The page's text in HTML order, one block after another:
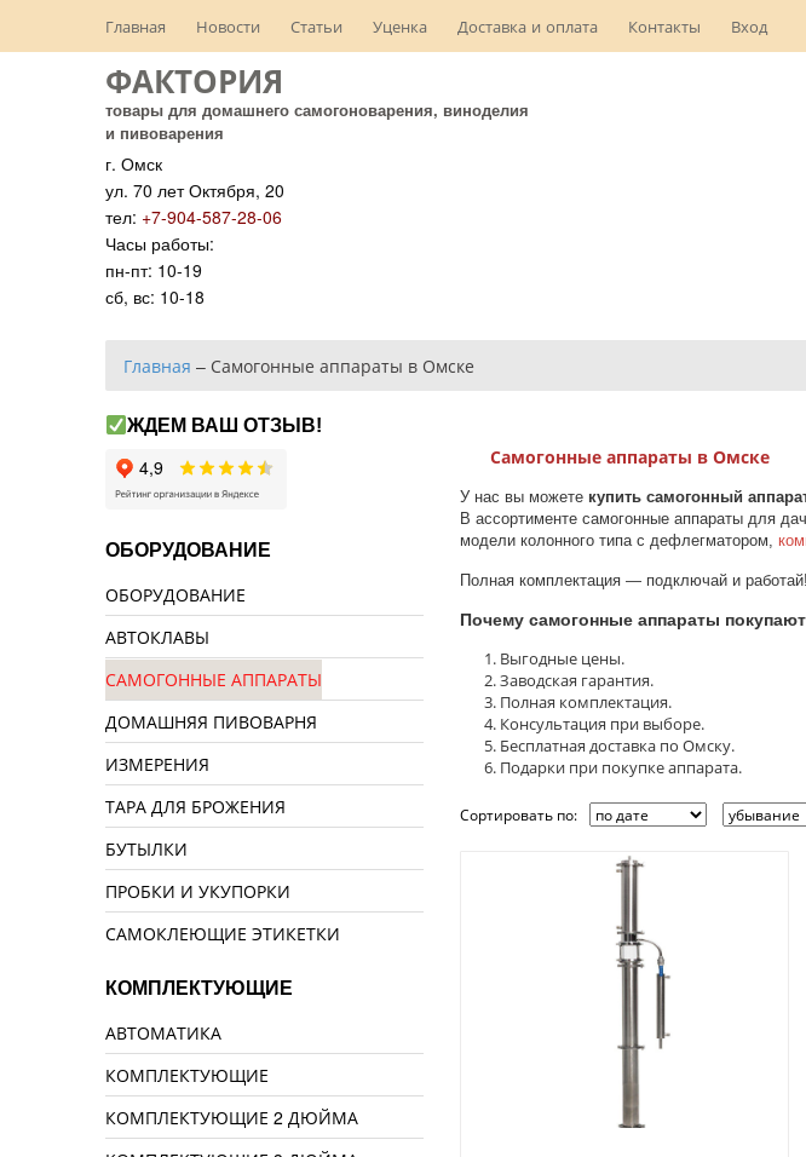
Главная Новости Статьи Уценка Доставка и оплата Контакты Вход
ФАКТОРИЯ
товары для домашнего самогоноварения, виноделия
и пивоварения
г. Омск
ул. 70 лет Октября, 20
тел: +7-904-587-28-06
Часы работы:
пн-пт: 10-19
сб, вс: 10-18
Главная – Самогонные аппараты в Омске
Самогонные аппараты в Омске
У нас вы можете купить самогонный
В ассортименте самогонные аппараты для
модели колонного типа с дефлегматором,
Полная комплектация — подключай и
Почему самогонные аппараты
Выгодные цены.
Заводская гарантия.
Полная комплектация.
Консультация при выборе.
Бесплатная доставка по Омску.
Подарки при покупке аппарата.
Сортировать по:
ЖДЕМ ВАШ ОТЗЫВ!
ОБОРУДОВАНИЕ
ОБОРУДОВАНИЕ
АВТОКЛАВЫ
САМОГОННЫЕ АППАРАТЫ
ДОМАШНЯЯ ПИВОВАРНЯ
ИЗМЕРЕНИЯ
ТАРА ДЛЯ БРОЖЕНИЯ
БУТЫЛКИ
ПРОБКИ И УКУПОРКИ
САМОКЛЕЮЩИЕ ЭТИКЕТКИ
КОМПЛЕКТУЮЩИЕ
АВТОМАТИКА
КОМПЛЕКТУЮЩИЕ
КОМПЛЕКТУЮЩИЕ 2 ДЮЙМА